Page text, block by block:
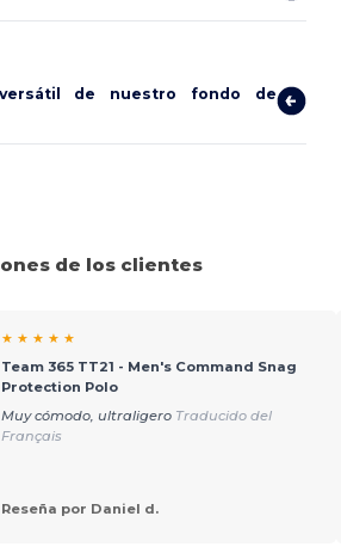
de nuestro fondo de
de los clientes
★ ★ ★ ★ ★
Team 365 TT21 - Men's Command Snag
Protection Polo
Muy cómodo, ultraligero Traducido del
Français
Reseña por Daniel d.